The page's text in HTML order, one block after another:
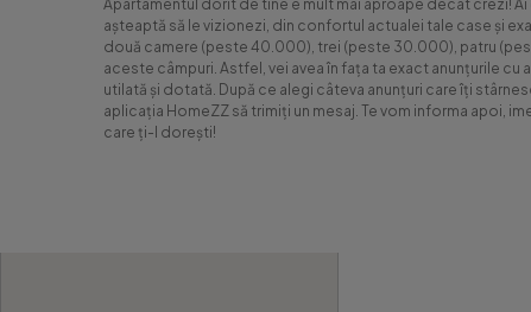
Apartamentul dorit de tine e mult mai aproape decât crezi!
așteaptă să le vizionezi, din confortul actualei tale case și
două camere (peste 40.000), trei (peste 30.000), patru
aceste câmpuri. Astfel, vei avea în fața ta exact anunțurile
utilată și dotată. După ce alegi câteva anunțuri care îți
aplicația HomeZZ să trimiți un mesaj. Te vom informa apoi,
care ți-l dorești!